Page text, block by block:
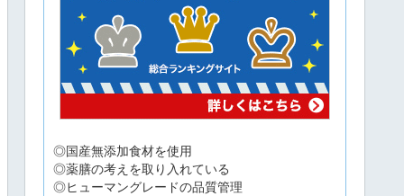
◎国産無添加食材を使用
◎薬膳の考えを取り入れている
◎ヒューマングレードの品質管理